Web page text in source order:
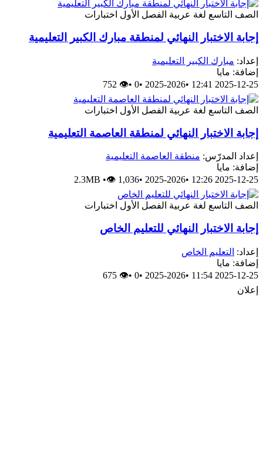
التاسع لغة عربية الفصل الأول اختبارات
الاختبار النهائي لمنطقة مبارك الكبير التعليمية
مبارك الكبير التعليمية
مايا
2025-12-25
•
2025-2026
•
0
•
👁 752
التاسع لغة عربية الفصل الأول اختبارات
الاختبار النهائي لمنطقة العاصمة التعليمية
المدرّس: منطقة العاصمة التعليمية
مايا
2025-12-25
•
2025-2026
•
2.3MB •👁 1,036
التاسع لغة عربية الفصل الأول اختبارات
الاختبار النهائي للتعليم الخاص
التعليم الخاص
مايا
2025-12-25
•
2025-2026
•
0
•
👁 675